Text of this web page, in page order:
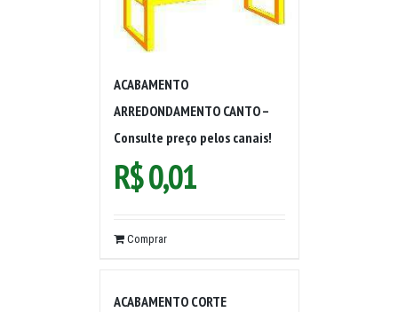
ACABAMENTO
ARREDONDAMENTO CANTO –
Consulte preço pelos canais!
R$0,01
Comprar
ACABAMENTO CORTE